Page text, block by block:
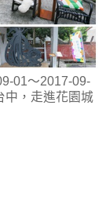
01～2017-09-
中，走進花園城